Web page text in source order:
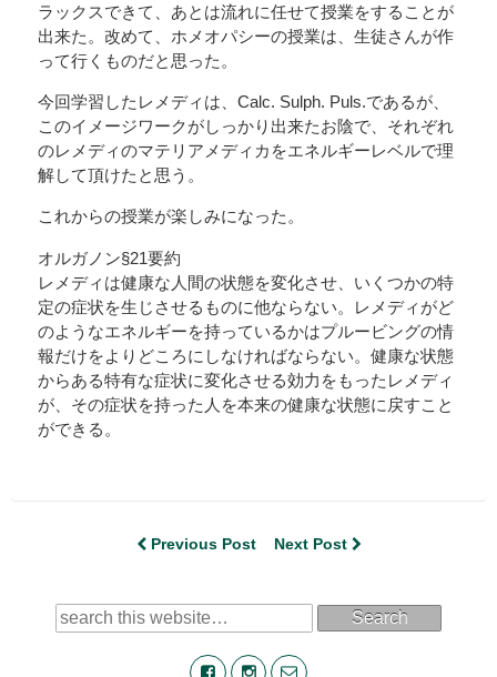
ラックスできて、あとは流れに任せて授業をすることが
出来た。改めて、ホメオパシーの授業は、生徒さんが作
って行くものだと思った。
今回学習したレメディは、Calc. Sulph. Puls.であるが、
このイメージワークがしっかり出来たお陰で、それぞれ
のレメディのマテリアメディカをエネルギーレベルで理
解して頂けたと思う。
これからの授業が楽しみになった。
オルガノン§21要約
レメディは健康な人間の状態を変化させ、いくつかの特
定の症状を生じさせるものに他ならない。レメディがど
のようなエネルギーを持っているかはプルービングの情
報だけをよりどころにしなければならない。健康な状態
からある特有な症状に変化させる効力をもったレメディ
が、その症状を持った人を本来の健康な状態に戻すこと
ができる。
Previous Post Next Post
Search